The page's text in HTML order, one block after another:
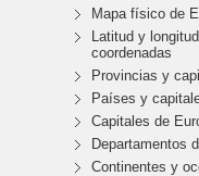
Mapa físico de
Latitud y
coordenadas
Provincias y
Países y
Capitales de
Departamentos
Continentes y